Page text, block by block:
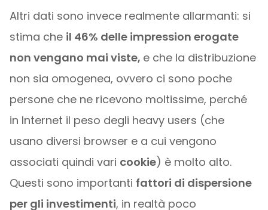
Altri dati sono invece realmente allarmanti: si
stima che il 46% delle impression erogate
non vengano mai viste, e che la distribuzione
non sia omogenea, ovvero ci sono poche
persone che ne ricevono moltissime, perché
in Internet il peso degli heavy users (che
usano diversi browser e a cui vengono
associati quindi vari cookie) è molto alto.
Questi sono importanti fattori di dispersione
per gli investimenti, in realtà poco